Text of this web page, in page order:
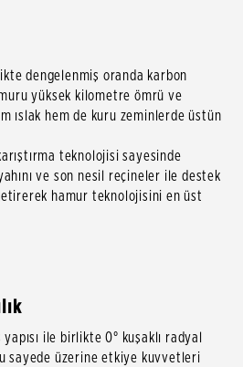
dengelenmiş oranda karbon
yüksek kilometre ömrü ve
ıslak hem de kuru zeminlerde üstün
teknolojisi sayesinde
ve son nesil reçineler ile destek
hamur teknolojisini en üst
ile birlikte 0° kuşaklı radyal
sayede üzerine etkiye kuvvetleri